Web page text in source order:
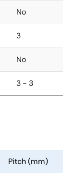
No
3
No
3 - 3
Pitch (mm)